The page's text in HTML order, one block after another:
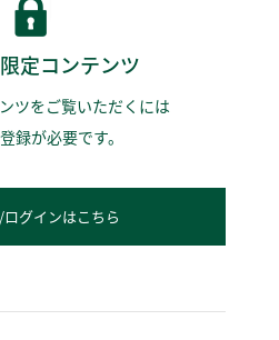
定コンテンツ
ツをご覧いただくには
録が必要です。
グインはこちら